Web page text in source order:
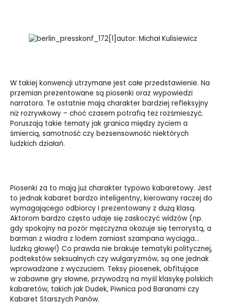
autor: Michał Kulisiewicz
W takiej konwencji utrzymane jest całe przedstawienie. Na
przemian prezentowane są piosenki oraz wypowiedzi
narratora. Te ostatnie mają charakter bardziej refleksyjny
niż rozrywkowy – choć czasem potrafią też rozśmieszyć.
Poruszają takie tematy jak granica między życiem a
śmiercią, samotność czy bezsensowność niektórych
ludzkich działań.
Piosenki za to mają już charakter typowo kabaretowy. Jest
to jednak kabaret bardzo inteligentny, kierowany raczej do
wymagającego odbiorcy i prezentowany z dużą klasą.
Aktorom bardzo często udaje się zaskoczyć widzów (np.
gdy spokojny na pozór mężczyzna okazuje się terrorystą, a
barman z wiadra z lodem zamiast szampana wyciąga…
ludzką głowę!) Co prawda nie brakuje tematyki politycznej,
podtekstów seksualnych czy wulgaryzmów, są one jednak
wprowadzane z wyczuciem. Teksy piosenek, obfitujące
w zabawne gry słowne, przywodzą na myśl klasykę polskich
kabaretów, takich jak Dudek, Piwnica pod Baranami czy
Kabaret Starszych Panów.